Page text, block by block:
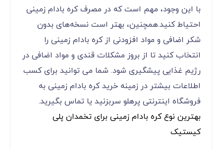
با این وجود، مهم است که در مصرف کره بادام زمینی
احتیاط کنید.همچنین، بهتر است نسخه‌های بدون
شکر اضافی و مواد افزودنی از کره بادام زمینی را
انتخاب کنید تا از بروز مشکلات قندی و مواد اضافی در
رژیم غذایی پیشگیری شود. شما می توانید برای کسب
اطلاعات بیشتر در زمینه خرید کره بادام زمینی به
فروشگاه اینترنتی پرهلو سربزنید یا تماس بگیرید.
بهترین نوع کره بادام زمینی برای تخمدان پلی
کیستیک